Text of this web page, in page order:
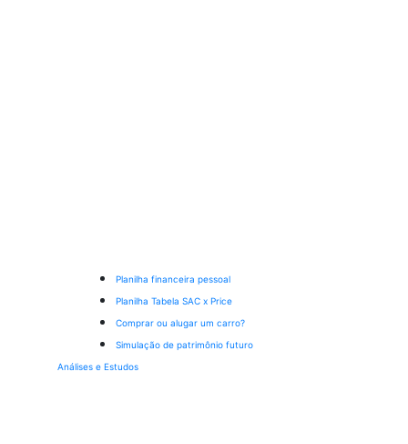
Planilha financeira pessoal
Planilha Tabela SAC x Price
Comprar ou alugar um carro?
Simulação de patrimônio futuro
Análises e Estudos